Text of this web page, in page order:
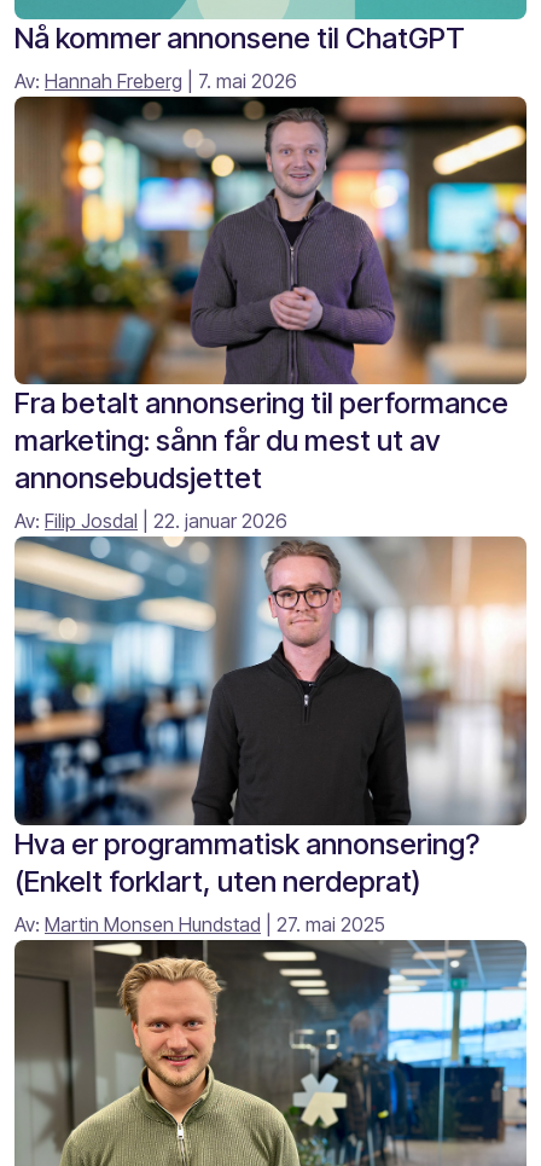
Nå kommer annonsene til ChatGPT
Av: Hannah Freberg | 7. mai 2026
Fra betalt annonsering til performance
marketing: sånn får du mest ut av
annonsebudsjettet
Av: Filip Josdal | 22. januar 2026
Hva er programmatisk annonsering?
(Enkelt forklart, uten nerdeprat)
Av: Martin Monsen Hundstad | 27. mai 2025